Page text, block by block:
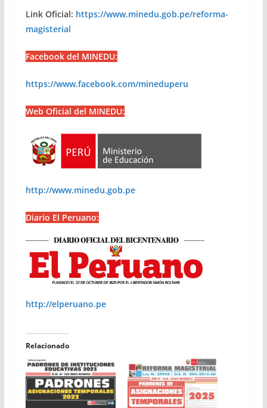
Link Oficial: https://www.minedu.gob.pe/reforma-
magisterial
Facebook del MINEDU:
https://www.facebook.com/mineduperu
Web Oficial del MINEDU:
http://www.minedu.gob.pe
Diario El Peruano:
http://elperuano.pe
Relacionado